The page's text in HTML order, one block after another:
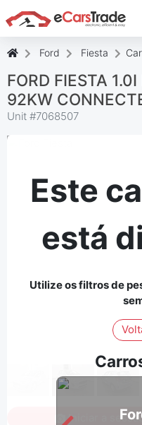
Instale a aplicação
ao seu ecrã inicial e
Ford Fiesta
FORD FIESTA
92KW
Unit #7068507
Este
está
Utilize os filtros de
Iniciar a